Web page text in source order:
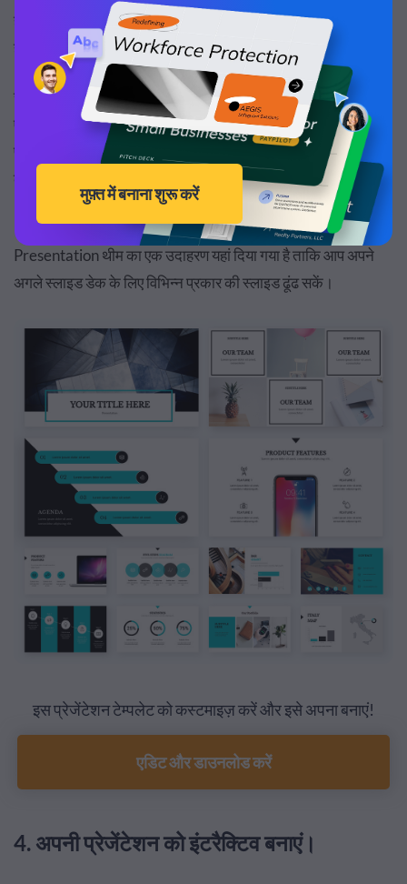
है, और आपके दर्शक भ्रमित होंगे कि ये स्लाइड एक साथ कैसे समझ में आती
हैं।
चूँकि आपके डिज़ाइन को सुसंगत रखना एक आकर्षक प्रेजेंटेशन बनाने का
एक अनिवार्य हिस्सा है, इसलिए हमने सैकड़ों स्लाइड्स के साथ कुछ अलग
प्रेजेंटेशन थीम भी बनाई हैं जो सभी एक ही डिज़ाइन थीम का अनुसरण
करती हैं।
900 से अधिक विभिन्न स्लाइडों के साथ नीचे हमारी आधुनिक
Presentation थीम का एक उदाहरण यहां दिया गया है ताकि आप अपने
अगले स्लाइड डेक के लिए विभिन्न प्रकार की स्लाइड ढूंढ सकें।
इस प्रेजेंटेशन टेम्पलेट को कस्टमाइज़ करें और इसे अपना बनाएं!
एडिट और डाउनलोड करें
4. अपनी प्रेजेंटेशन को इंटरैक्टिव बनाएं।